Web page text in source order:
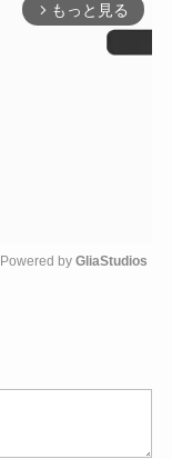
arrow_forward_ios もっと見る
Powered by GliaStudios